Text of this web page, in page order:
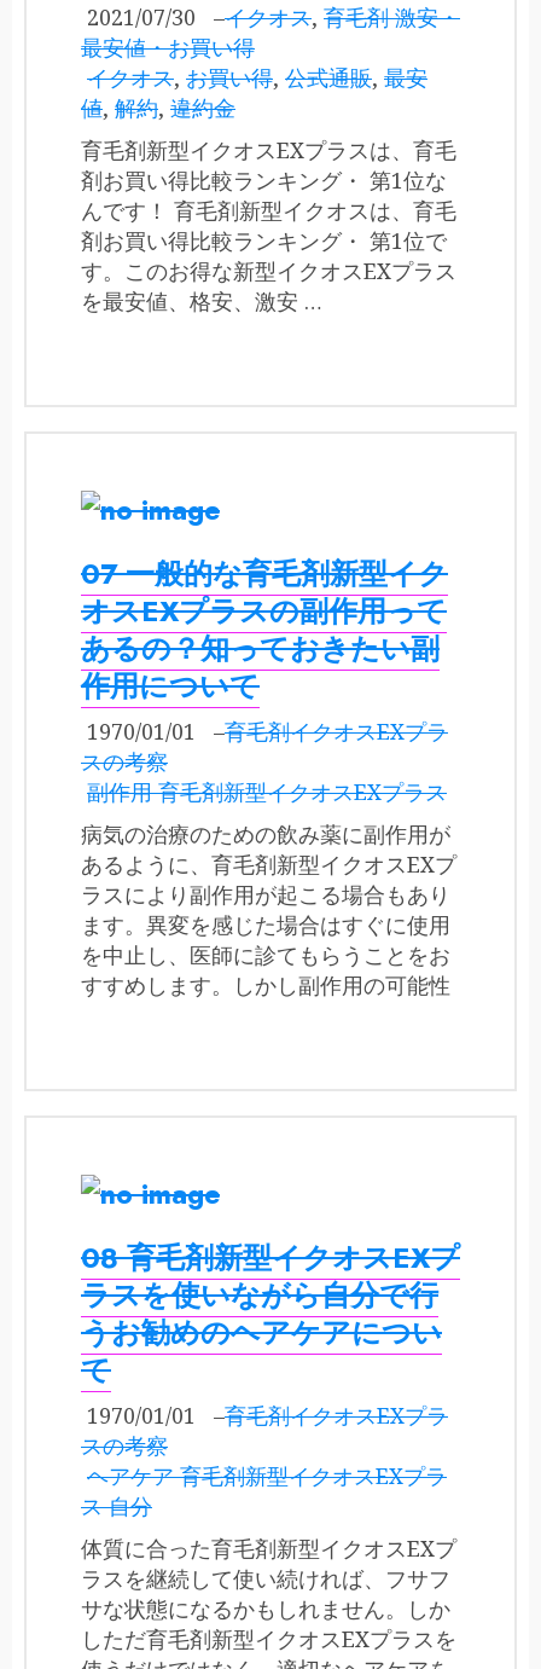
2021/07/30 –イクオス, 育毛剤 激安・
最安値・お買い得
イクオス, お買い得, 公式通販, 最安
値, 解約, 違約金
育毛剤新型イクオスEXプラスは、育毛
剤お買い得比較ランキング・ 第1位な
んです！ 育毛剤新型イクオスは、育毛
剤お買い得比較ランキング・ 第1位で
す。このお得な新型イクオスEXプラス
を最安値、格安、激安 …
07 一般的な育毛剤新型イク
オスEXプラスの副作用って
あるの？知っておきたい副
作用について
1970/01/01 –育毛剤イクオスEXプラ
スの考察
副作用 育毛剤新型イクオスEXプラス
病気の治療のための飲み薬に副作用が
あるように、育毛剤新型イクオスEXプ
ラスにより副作用が起こる場合もあり
ます。異変を感じた場合はすぐに使用
を中止し、医師に診てもらうことをお
すすめします。しかし副作用の可能性
08 育毛剤新型イクオスEXプ
ラスを使いながら自分で行
うお勧めのヘアケアについ
て
1970/01/01 –育毛剤イクオスEXプラ
スの考察
ヘアケア 育毛剤新型イクオスEXプラ
ス 自分
体質に合った育毛剤新型イクオスEXプ
ラスを継続して使い続ければ、フサフ
サな状態になるかもしれません。しか
しただ育毛剤新型イクオスEXプラスを